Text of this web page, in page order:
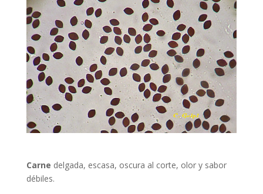
Carne delgada, escasa, oscura al corte, olor y sabor
débiles.